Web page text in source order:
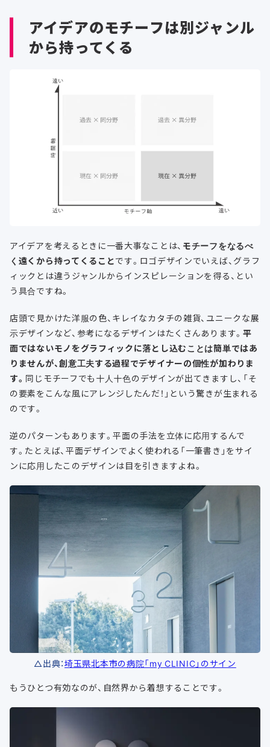
アイデアのモチーフは別ジャンル
から持ってくる
アイデアを考えるときに一番大事なことは、 モチーフをなるべ
く遠くから持ってくることです。ロゴデザインでいえば、グラフ
ィックとは違うジャンルからインスピレーションを得る、とい
う具合ですね。
店頭で見かけた洋服の色、キレイなカタチの雑貨、ユニークな展
示デザインなど、参考になるデザインはたくさんあります。 平
面ではないモノをグラフィックに落とし込むことは簡単ではあ
りませんが、創意工夫する過程でデザイナーの個性が加わりま
す。 同じモチーフでも十人十色のデザインが出てきますし、「そ
の要素をこんな風にアレンジしたんだ！」という驚きが生まれる
のです。
逆のパターンもあります。平面の手法を立体に応用するんで
す。たとえば、平面デザインでよく使われる「一筆書き」をサイ
ンに応用したこのデザインは目を引きますよね。
△出典：埼玉県北本市の病院「my CLINIC」のサイン
もうひとつ有効なのが、自然界から着想することです。